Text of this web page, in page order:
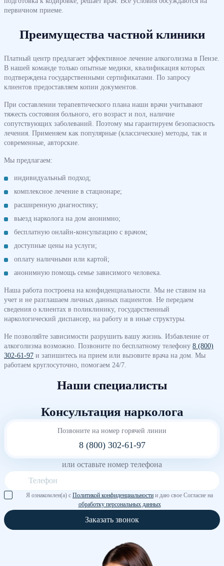
первичном приеме.
Преимущества частной клиники
Платный центр предлагает эффективное лечение алкоголизма в Пензе.
В нашей команде только опытные медики, квалификация которых
подтверждена государственными сертификатами. По запросу
клиентов предоставляем копии документов.
При составлении терапевтического плана наши врачи учитывают
тяжесть состояния больного, его возраст и пол, наличие
сопутствующих заболеваний. Поэтому мы гарантируем безопасность
лечения. Применяем как популярные (классические) методы, так и
современные, авторские.
Мы предлагаем:
индивидуальный подход;
комплексное лечение в стационаре;
расширенную диагностику;
выезд нарколога на дом анонимно;
бесплатную онлайн-консультацию с врачом;
доступные цены на услуги;
оплату наличными или картой;
анонимную помощь семье зависимого человека.
Наша работа построена на конфиденциальности. Мы не ставим на
учет и не разглашаем личных данных пациентов. Не передаем
сведения о клиентах в поликлинику, государственный
наркологический диспансер, на работу и в иные структуры.
Не позволяйте зависимости разрушить вашу жизнь. Избавление от
алкоголизма возможно. Позвоните по бесплатному телефону 8 (800)
302-61-97 и запишитесь на прием или вызовите врача на дом. Мы
работаем круглосуточно, помогаем 24/7.
Наши специалисты
Консультация нарколога
Позвоните на номер горячей линии
8 (800) 302-61-97
или оставьте номер телефона
Я ознакомлен(а) с Политикой конфиденциальности и даю свое Согласие на
обработку персональных данных
Заказать звонок